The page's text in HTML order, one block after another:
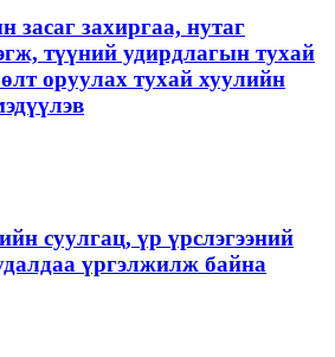
засаг захиргаа, нутаг
түүний удирдлагын тухай
оруулах тухай хуулийн
суулгац, үр үрслэгээний
үргэлжилж байна